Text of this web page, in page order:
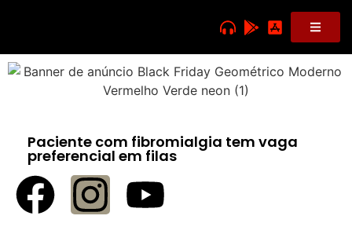
Paciente com fibromialgia tem vaga
preferencial em filas